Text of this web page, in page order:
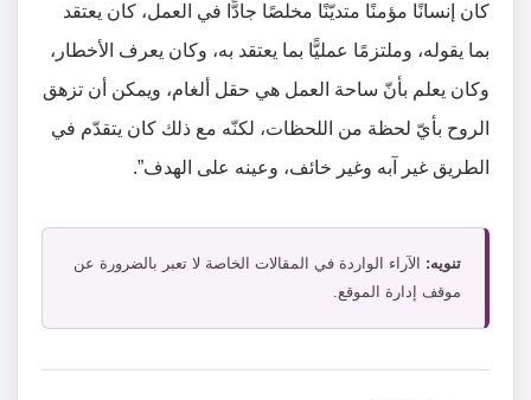
كان إنسانًا مؤمنًا متديّنًا مخلصًا جادًّا في العمل، كان يعتقد
بما يقوله، وملتزمًا عمليًّا بما يعتقد به، وكان يعرف الأخطار،
وكان يعلم بأنّ ساحة العمل هي حقل ألغام، ويمكن أن تزهق
الروح بأيّ لحظة من اللحظات، لكنّه مع ذلك كان يتقدّم في
الطريق غير آبه وغير خائف، وعينه على الهدف”.
تنويه: الآراء الواردة في المقالات الخاصة لا تعبر بالضرورة عن
موقف إدارة الموقع.